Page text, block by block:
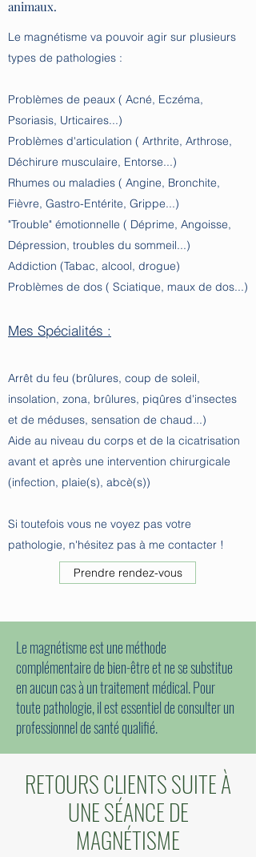
animaux.
Le magnétisme va pouvoir agir sur plusieurs
types de pathologies :
Problèmes de peaux ( Acné, Eczéma,
Psoriasis, Urticaires...)​
Problèmes d'articulation ( Arthrite, Arthrose,
Déchirure musculaire, Entorse...)
Rhumes ou maladies ( Angine, Bronchite,
Fièvre, Gastro-Entérite, Grippe...)
"Trouble" émotionnelle ( Déprime, Angoisse,
Dépression, troubles du sommeil...)
Addiction (Tabac, alcool, drogue)
Problèmes de dos ( Sciatique, maux de dos...)
Mes Spécialités :
Arrêt du feu (brûlures, coup de soleil,
insolation, zona, brûlures, piqûres d'insectes
et de méduses, sensation de chaud...)
Aide au niveau du corps et de la cicatrisation
avant et après une intervention chirurgicale
(infection, plaie(s), abcè(s))
Si toutefois vous ne voyez pas votre
pathologie, n'hésitez pas à me contacter !
Prendre rendez-vous
Le magnétisme est une méthode
complémentaire de bien-être et ne se substitue
en aucun cas à un traitement médical. Pour
toute pathologie, il est essentiel de consulter un
professionnel de santé qualifié.
RETOURS CLIENTS SUITE À
UNE SÉANCE DE
MAGNÉTISME